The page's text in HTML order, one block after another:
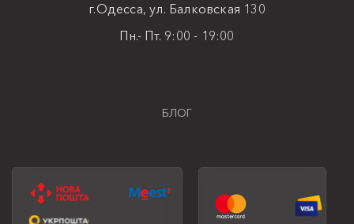
г.Одесса, ул. Балковская 130
Пн.- Пт. 9:00 - 19:00
БЛОГ